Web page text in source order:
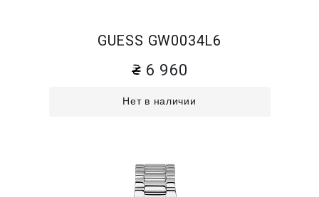
GUESS GW0034L6
6 960
Нет в наличии